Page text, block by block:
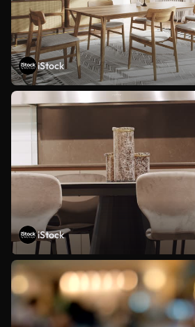
iStock
iStock